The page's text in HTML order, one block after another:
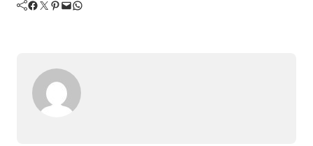
Facebook Twitter Pinterest Mail WhatsApp